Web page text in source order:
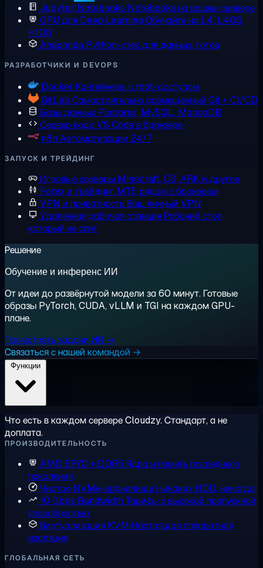
Jupyter Notebooks Notebooks на вашем сервере
GPU для Deep Learning Обучайте на L4, L40S,
H100
Anaconda Python-стек для данных, готов
РАЗРАБОТЧИКИ И DEVOPS
Docker Контейнеры с root-доступом
GitLab Самостоятельно размещенный Git + CI/CD
Базы данных Postgres, MySQL, MongoDB
Сервер кодаVS Code в браузере
n8n Автоматизации 24/7
ЗАПУСК И ТРЕЙДИНГ
Игровые серверы Minecraft, CS, ARK и другое
Forex и трейдинг MT5 рядом с брокером
VPN и приватностьВаш личный VPN
Удалённая рабочая станцияРабочий стол,
который не спит
Решение
Обучение и инференс ИИ
От идеи до развёрнутой модели за 60 минут. Готовые
образы PyTorch, CUDA, vLLM и TGI на каждом GPU-
плане.
Посмотреть задачи ИИ →
Связаться с нашей командой →
Что есть в каждом сервере Cloudzy. Стандарт, а не
доплата.
ПРОИЗВОДИТЕЛЬНОСТЬ
AMD EPYC + DDR5 Ядра и память последнего
поколения
Чистое NVMe-хранилищеНикаких HDD, никогда
10 Gbps Bandwidth Тарифы с высокой пропускной
способностью
Виртуализация KVM Настоящая аппаратная
изоляция
ГЛОБАЛЬНАЯ СЕТЬ